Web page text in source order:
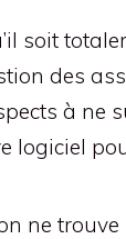
soit
des
à ne
logiciel
ne